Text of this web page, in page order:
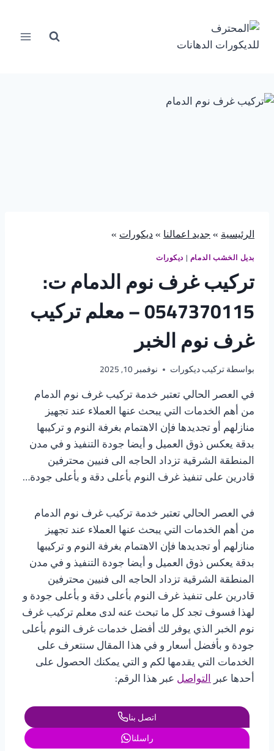
المحتوى
الرئيسية»جديد اعمالنا»ديكورات»
بديل الخشب الدمام | ديكورات
تركيب غرف نوم الدمام ت:
0547370115 – معلم تركيب
غرف نوم الخبر
بواسطةتركيب ديكورات نوفمبر 10, 2025
في العصر الحالي تعتبر خدمة تركيب غرف نوم الدمام
من أهم الخدمات التي يبحث عنها العملاء عند تجهيز
منازلهم أو تجديدها فإن الاهتمام بغرفة النوم و تركيبها
بدقة يعكس ذوق العميل و أيضا جودة التنفيذ و في مدن
المنطقة الشرقية تزداد الحاجه الى فنيين محترفين
قادرين على تنفيذ غرف النوم بأعلى دقة و بأعلى جودة…
في العصر الحالي تعتبر خدمة تركيب غرف نوم الدمام
من أهم الخدمات التي يبحث عنها العملاء عند تجهيز
منازلهم أو تجديدها فإن الاهتمام بغرفة النوم و تركيبها
بدقة يعكس ذوق العميل و أيضا جودة التنفيذ و في مدن
المنطقة الشرقية تزداد الحاجه الى فنيين محترفين
قادرين على تنفيذ غرف النوم بأعلى دقة و بأعلى جودة و
لهذا فسوف تجد كل ما تبحث عنه لدى معلم تركيب غرف
نوم الخبر الذي يوفر لك أفضل خدمات غرف النوم بأعلى
جودة و بأفضل أسعار و في هذا المقال سنتعرف على
الخدمات التي يقدمها لكم و التي يمكنك الحصول على
أحدها عبرالتواصلعبر هذا الرقم:
اتصل بنا
راسلنا